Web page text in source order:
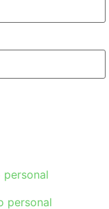
personal